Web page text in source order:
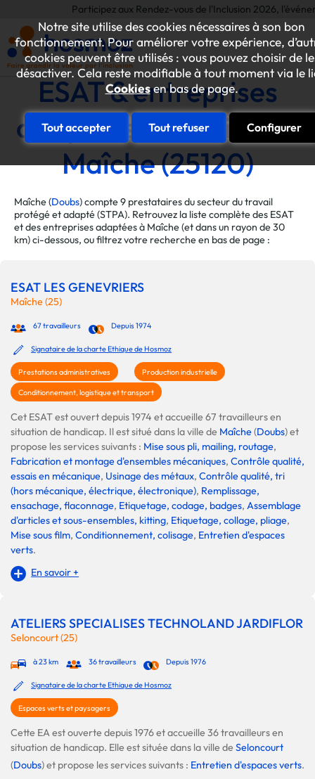
Notre site utilise des cookies nécessaires à son bon
fonctionnement. Pour améliorer votre expérience,
cookies peuvent être utilisés : vous pouvez choisir de
désactiver. Cela reste modifiable à tout moment via le
Cookiesen bas de page.
Tout accepter Tout refuser Configurer
Participez aux Rendez-vous de l'Inclusion 2026,
ESAT & entreprises
adaptées de la ville de
Maîche (25120)
Maîche (Doubs) compte 9 prestataires du secteur du travail
protégé et adapté (STPA). Retrouvez la liste complète des ESAT
et des entreprises adaptées à Maîche (et dans un rayon de 30
km) ci-dessous, ou filtrez votre recherche en bas de page :
ESAT LES GENEVRIERS
Maîche (25)
67 travailleurs Depuis 1974
Signataire de la charte Ethique de Hosmoz
Prestations administratives Production industrielle
Conditionnement, logistique et transport
Cet ESAT est ouvert depuis 1974 et accueille 67 travailleurs en
situation de handicap. Il est situé dans la ville de Maîche(Doubs) et
propose les services suivants : Mise sous pli, mailing, routage,
Fabrication et montage d'ensembles mécaniques, Contrôle qualité,
essais en mécanique, Usinage des métaux, Contrôle qualité, tri
(hors mécanique, électrique, électronique), Remplissage,
ensachage, flaconnage, Etiquetage, codage, badges, Assemblage
d'articles et sous-ensembles, kitting, Etiquetage, collage, pliage,
Mise sous film, Conditionnement, colisage, Entretien d'espaces
verts.
En savoir +
ATELIERS SPECIALISES TECHNOLAND JARDIFLOR
Seloncourt (25)
à 23 km 36 travailleurs Depuis 1976
Signataire de la charte Ethique de Hosmoz
Espaces verts et paysagers
Cette EA est ouverte depuis 1976 et accueille 36 travailleurs en
situation de handicap. Elle est située dans la ville deSeloncourt
(Doubs) et propose les services suivants : Entretien d'espaces verts.